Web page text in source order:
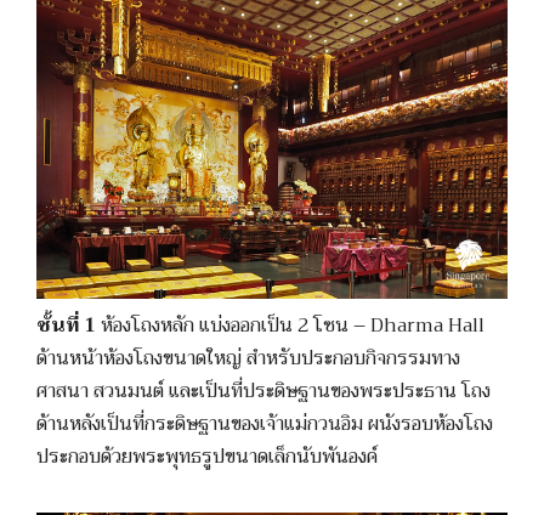
ชั้นที่ 1ห้องโถงหลัก แบ่งออกเป็น 2 โซน – Dharma Hall
ด้านหน้าห้องโถงขนาดใหญ่ สำหรับประกอบกิจกรรมทาง
ศาสนา สวนมนต์ และเป็นที่ประดิษฐานของพระประธาน โถง
ด้านหลังเป็นที่กระดิษฐานของเจ้าแม่กวนอิม ผนังรอบห้องโถง
ประกอบด้วยพระพุทธรูปขนาดเล็กนับพันองค์